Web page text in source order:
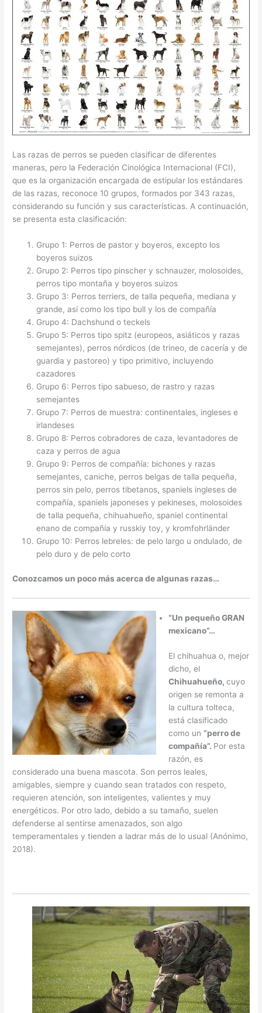
Las razas de perros se pueden clasificar de diferentes
maneras, pero la Federación Cinológica Internacional (FCI),
que es la organización encargada de estipular los estándares
de las razas, reconoce 10 grupos, formados por 343 razas,
considerando su función y sus características. A continuación,
se presenta esta clasificación:
Grupo 1: Perros de pastor y boyeros, excepto los
boyeros suizos
Grupo 2: Perros tipo pinscher y schnauzer, molosoides,
perros tipo montaña y boyeros suizos
Grupo 3: Perros terriers, de talla pequeña, mediana y
grande, así como los tipo bull y los de compañía
Grupo 4: Dachshund o teckels
Grupo 5: Perros tipo spitz (europeos, asiáticos y razas
semejantes), perros nórdicos (de trineo, de cacería y de
guardia y pastoreo) y tipo primitivo, incluyendo
cazadores
Grupo 6: Perros tipo sabueso, de rastro y razas
semejantes
Grupo 7: Perros de muestra: continentales, ingleses e
irlandeses
Grupo 8: Perros cobradores de caza, levantadores de
caza y perros de agua
Grupo 9: Perros de compañía: bichones y razas
semejantes, caniche, perros belgas de talla pequeña,
perros sin pelo, perros tibetanos, spaniels ingleses de
compañía, spaniels japoneses y pekineses, molosoides
de talla pequeña, chihuahueño, spaniel continental
enano de compañía y russkiy toy, y kromfohrländer
Grupo 10: Perros lebreles: de pelo largo u ondulado, de
pelo duro y de pelo corto
Conozcamos un poco más acerca de algunas razas…
“Un pequeño GRAN
mexicano”…
El chihuahua o, mejor
dicho, el
Chihuahueño, cuyo
origen se remonta a
la cultura tolteca,
está clasificado
como un “perro de
compañía”. Por esta
razón, es
considerado una buena mascota. Son perros leales,
amigables, siempre y cuando sean tratados con respeto,
requieren atención, son inteligentes, valientes y muy
energéticos. Por otro lado, debido a su tamaño, suelen
defenderse al sentirse amenazados, son algo
temperamentales y tienden a ladrar más de lo usual (Anónimo,
2018).